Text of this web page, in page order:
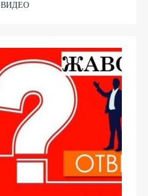
ВИДЕО